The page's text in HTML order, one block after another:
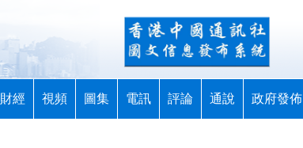
財經 視頻 圖集 電訊 評論 通說 政府發佈